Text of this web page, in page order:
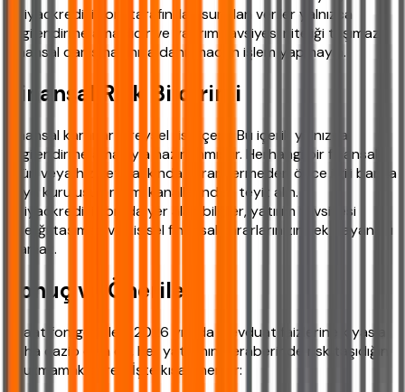
ihtiyackredisi.com tarafından sunulan veriler yalnızca
bilgilendirme amaçlıdır ve yatırım tavsiyesi niteliği taşımaz.
Finansal danışmanınıza danışmadan işlem yapmayın.
Finansal Risk Bildirimi
Finansal kararlar bireysel risk içerir. Bu içerik yalnızca
bilgilendirme amacıyla hazırlanmıştır. Herhangi bir finansal
ürün veya hizmet hakkında karar vermeden önce ilgili banka
veya kuruluşun resmi kanallarından teyit alın.
ihtiyackredisi.com'da yer alan bilgiler, yatırım tavsiyesi
niteliği taşımaz ve kişisel finansal kararlarınızın tek dayanağı
olamaz.
Sonuç ve Öneriler
Ziraat fon getirileri, 2026 yılında mevduat faizlerine kıyasla
daha cazip olsa da, her yatırımın beraberinde risk taşıdığını
unutmamak gerek. İşte kısa öneriler: